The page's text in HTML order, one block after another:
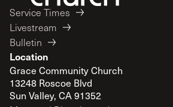
Service Times
Livestream
Bulletin
Location
Grace Community Church
13248 Roscoe Blvd
Sun Valley, CA 91352